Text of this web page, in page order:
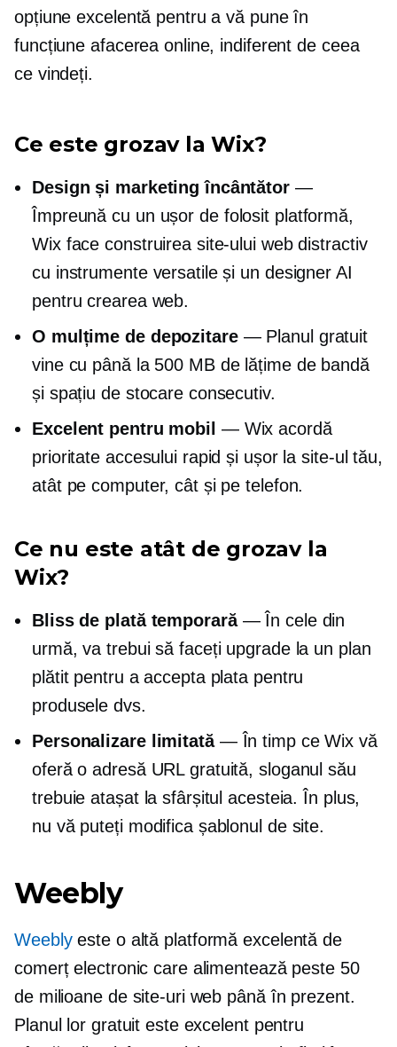
opțiune excelentă pentru a vă pune în
funcțiune afacerea online, indiferent de ceea
ce vindeți.
Ce este grozav la Wix?
Design și marketing încântător —
Împreună cu un ușor de folosit platformă,
Wix face construirea site-ului web distractiv
cu instrumente versatile și un designer AI
pentru crearea web.
O mulțime de depozitare— Planul gratuit
vine cu până la 500 MB de lățime de bandă
și spațiu de stocare consecutiv.
Excelent pentru mobil — Wix acordă
prioritate accesului rapid și ușor la site-ul tău,
atât pe computer, cât și pe telefon.
Ce nu este atât de grozav la
Wix?
Bliss de plată temporară— În cele din
urmă, va trebui să faceți upgrade la un plan
plătit pentru a accepta plata pentru
produsele dvs.
Personalizare limitată— În timp ce Wix vă
oferă o adresă URL gratuită, sloganul său
trebuie atașat la sfârșitul acesteia. În plus,
nu vă puteți modifica șablonul de site.
Weebly
Weeblyeste o altă platformă excelentă de
comerț electronic care alimentează peste 50
de milioane de site-uri web până în prezent.
Planul lor gratuit este excelent pentru